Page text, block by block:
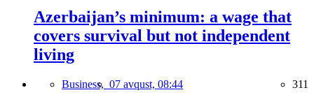
Azerbaijan’s minimum: a wage that
covers survival but not independent
living
Business, 07 avqust, 08:44 311